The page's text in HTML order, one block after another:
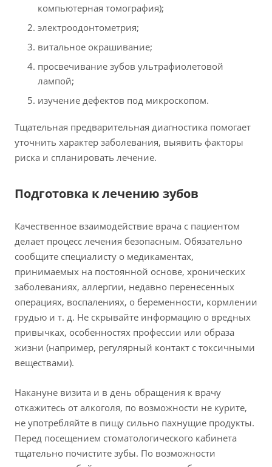
компьютерная томография);
электроодонтометрия;
витальное окрашивание;
просвечивание зубов ультрафиолетовой
лампой;
изучение дефектов под микроскопом.
Тщательная предварительная диагностика помогает
уточнить характер заболевания, выявить факторы
риска и спланировать лечение.
Подготовка к лечению зубов
Качественное взаимодействие врача с пациентом
делает процесс лечения безопасным. Обязательно
сообщите специалисту о медикаментах,
принимаемых на постоянной основе, хронических
заболеваниях, аллергии, недавно перенесенных
операциях, воспалениях, о беременности, кормлении
грудью и т. д. Не скрывайте информацию о вредных
привычках, особенностях профессии или образа
жизни (например, регулярный контакт с токсичными
веществами).
Накануне визита и в день обращения к врачу
откажитесь от алкоголя, по возможности не курите,
не употребляйте в пищу сильно пахнущие продукты.
Перед посещением стоматологического кабинета
тщательно почистите зубы. По возможности